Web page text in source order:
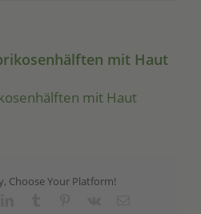
mit Haut
mit Haut
Choose Your Platform!